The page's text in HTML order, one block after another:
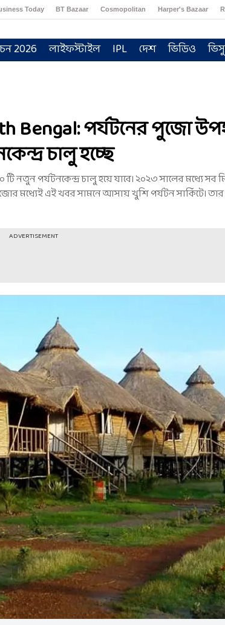
Today BT Bazaar Cosmopolitan Harper's Bazaar
2026 লাইফস্টাইল IPL দেশ ভিডিও
Bengal: পর্যটনের পুজো
চালু হচ্ছে
নতুন পর্যটনকেন্দ্র চালু হয়ে যাবে। ২০২৩ সালের মধ্যে সব
মধ্যেই এই খবর সামনে আসায় খুশি পর্যটন সার্কিটে।
ADVERTISEMENT